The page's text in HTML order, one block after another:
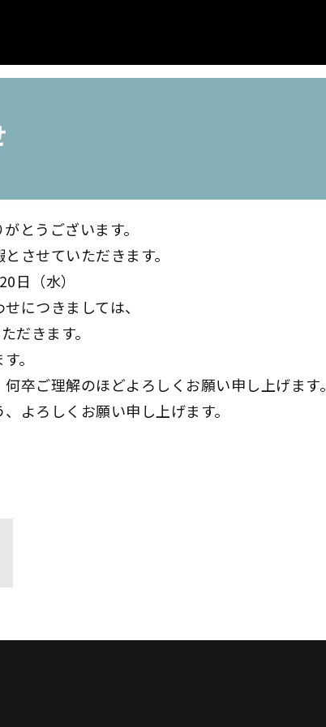
とうございます。
させていただきます。
日（水）
につきましては、
だきます。
。
卒ご理解のほどよろしくお願い申し上げます。
よろしくお願い申し上げます。